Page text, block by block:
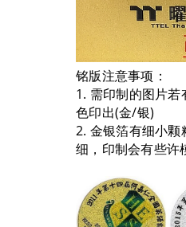
铭版注意事项：
1. 需印制的图片
色印出(金/银)
2. 金银箔有细小
细，印制会有些许